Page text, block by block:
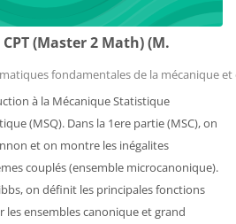
(Master 2 Math) (M.
fondamentales de la mécanique
à la Mécanique Statistique
(MSQ). Dans la 1ere partie (MSC), on
et on montre les inégalites
couplés (ensemble microcanonique).
on définit les principales fonctions
ensembles canonique et grand